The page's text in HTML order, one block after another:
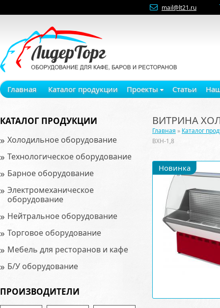
mail@lt21.ru
Главная Каталог продукции Проекты Статьи
КАТАЛОГ ПРОДУКЦИИ
» Холодильное оборудование
» Технологическое оборудование
» Барное оборудование
» Электромеханическое
оборудование
» Нейтральное оборудование
» Торговое оборудование
» Мебель для ресторанов и кафе
» Б/У оборудование
ПРОИЗВОДИТЕЛИ
ВИТРИНА
Главная » Каталог
ВХН-1,8
Новинка